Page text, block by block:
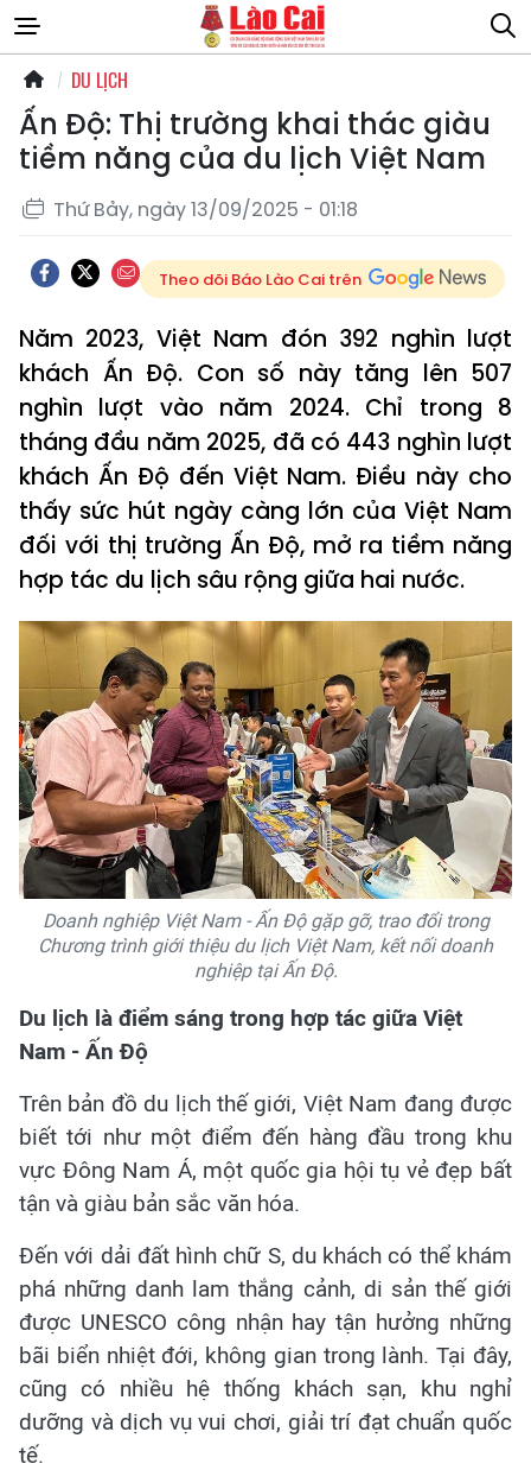
DU LỊCH
Ấn Độ: Thị trường khai thác giàu
tiềm năng của du lịch Việt Nam
Thứ Bảy, ngày 13/09/2025 - 01:18
Theo dõi Báo Lào Cai trên
Năm 2023, Việt Nam đón 392 nghìn lượt
khách Ấn Độ. Con số này tăng lên 507
nghìn lượt vào năm 2024. Chỉ trong 8
tháng đầu năm 2025, đã có 443 nghìn lượt
khách Ấn Độ đến Việt Nam. Điều này cho
thấy sức hút ngày càng lớn của Việt Nam
đối với thị trường Ấn Độ, mở ra tiềm năng
hợp tác du lịch sâu rộng giữa hai nước.
Doanh nghiệp Việt Nam - Ấn Độ gặp gỡ, trao đổi trong
Chương trình giới thiệu du lịch Việt Nam, kết nối doanh
nghiệp tại Ấn Độ.
Du lịch là điểm sáng trong hợp tác giữa Việt
Nam - Ấn Độ
Trên bản đồ du lịch thế giới, Việt Nam đang được
biết tới như một điểm đến hàng đầu trong khu
vực Đông Nam Á, một quốc gia hội tụ vẻ đẹp bất
tận và giàu bản sắc văn hóa.
Đến với dải đất hình chữ S, du khách có thể khám
phá những danh lam thắng cảnh, di sản thế giới
được UNESCO công nhận hay tận hưởng những
bãi biển nhiệt đới, không gian trong lành. Tại đây,
cũng có nhiều hệ thống khách sạn, khu nghỉ
dưỡng và dịch vụ vui chơi, giải trí đạt chuẩn quốc
tế.